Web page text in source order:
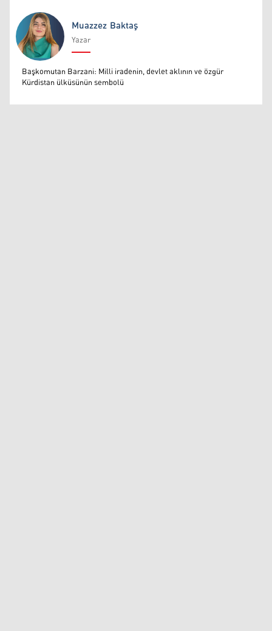
Muazzez Baktaş
Muazzez Baktaş
Yazar
Başkomutan Barzani: Milli iradenin, devlet aklının ve özgür
Kürdistan ülküsünün sembolü